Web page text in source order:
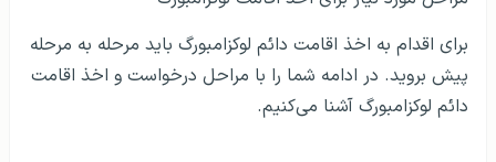
برای اقدام به اخذ اقامت دائم لوکزامبورگ باید مرحله به مرحله
پیش بروید. در ادامه شما را با مراحل درخواست و اخذ اقامت
دائم لوکزامبورگ آشنا می‌کنیم.